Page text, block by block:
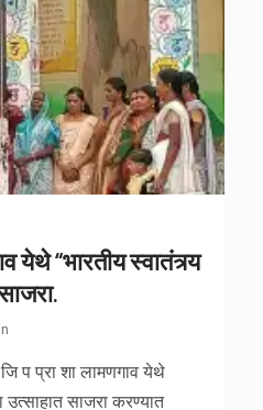
येथे “भारतीय स्वातंत्र्य
प प्रा शा लामणगाव येथे
उत्साहात साजरा करण्यात